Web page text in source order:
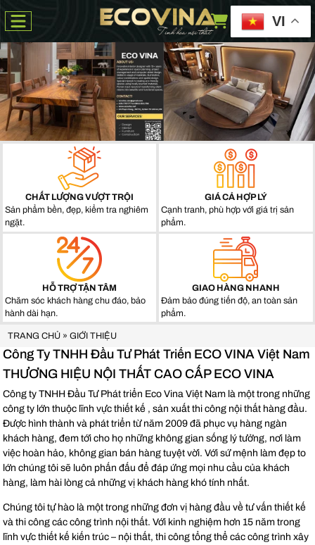
VI
CHẤT LƯỢNG VƯỢT TRỘI
Sản phẩm bền, đẹp, kiểm tra nghiêm
ngặt.
GIÁ CẢ HỢP LÝ
Cạnh tranh, phù hợp với giá trị sản
phẩm.
HỖ TRỢ TẬN TÂM
Chăm sóc khách hàng chu đáo, bảo
hành dài hạn.
GIAO HÀNG NHANH
Đảm bảo đúng tiến độ, an toàn sản
phẩm.
TRANG CHỦ» GIỚI THIỆU
Công Ty TNHH Đầu Tư Phát Triển ECO VINA Việt Nam
THƯƠNG HIỆU NỘI THẤT CAO CẤP ECO VINA
Công ty TNHH Đầu Tư Phát triển Eco Vina Việt Nam là một trong những
công ty lớn thuộc lĩnh vực thiết kế , sản xuất thi công nội thất hàng đầu.
Được hình thành và phát triển từ năm 2009 đã phục vụ hàng ngàn
khách hàng, đem tới cho họ những không gian sống lý tưởng, nơi làm
việc hoàn hảo, không gian bán hàng tuyệt vời. Với sứ mệnh làm đẹp to
lớn chúng tôi sẽ luôn phấn đấu để đáp ứng mọi nhu cầu của khách
hàng, làm hài lòng cả những vị khách hàng khó tính nhất.
Chúng tôi tự hào là một trong những đơn vị hàng đầu về tư vấn thiết kế
và thi công các công trình nội thất. Với kinh nghiệm hơn 15 năm trong
lĩnh vực thiết kế kiến trúc – nội thất, thi công tổng thể các công trình xây